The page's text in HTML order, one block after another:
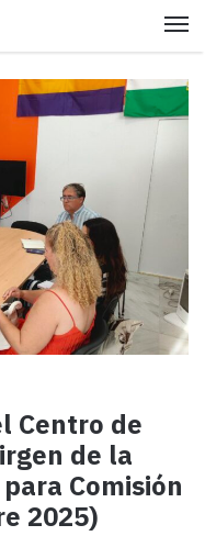
Centro de
de la
Comisión
2025)